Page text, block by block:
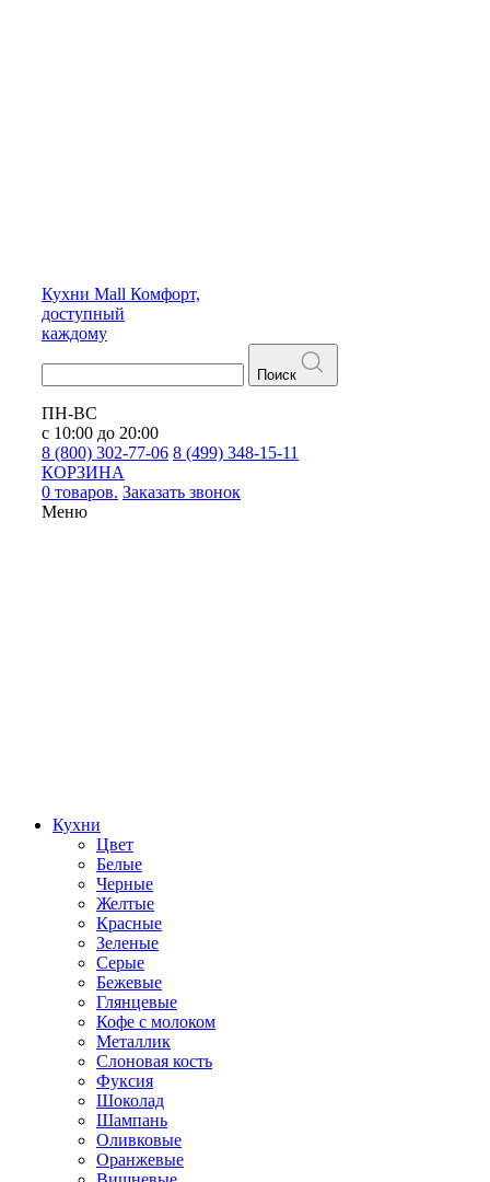
Кухни Mall Комфорт,
доступный
каждому
Поиск
ПН-ВС
с 10:00 до 20:00
8 (800) 302-77-06 8 (499) 348-15-11
КОРЗИНА
0 товаров. Заказать звонок
Меню
Кухни
Цвет
Белые
Черные
Желтые
Красные
Зеленые
Серые
Бежевые
Глянцевые
Кофе с молоком
Металлик
Слоновая кость
Фуксия
Шоколад
Шампань
Оливковые
Оранжевые